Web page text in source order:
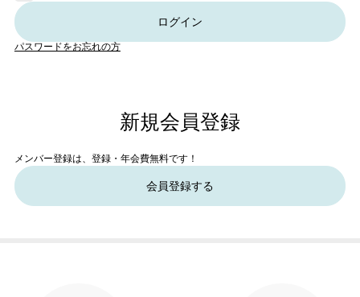
ログイン
パスワードをお忘れの方
新規会員登録
メンバー登録は、登録・年会費無料です！
会員登録する